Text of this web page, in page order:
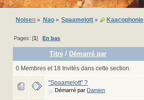
Noisen » Nao» Spaamelott» Kaacophonie
Pages: [1]En bas
Titre / Démarré par
0 Membres et 18 Invités dans cette section.
"Spaamelott" ?
Démarré par Damien